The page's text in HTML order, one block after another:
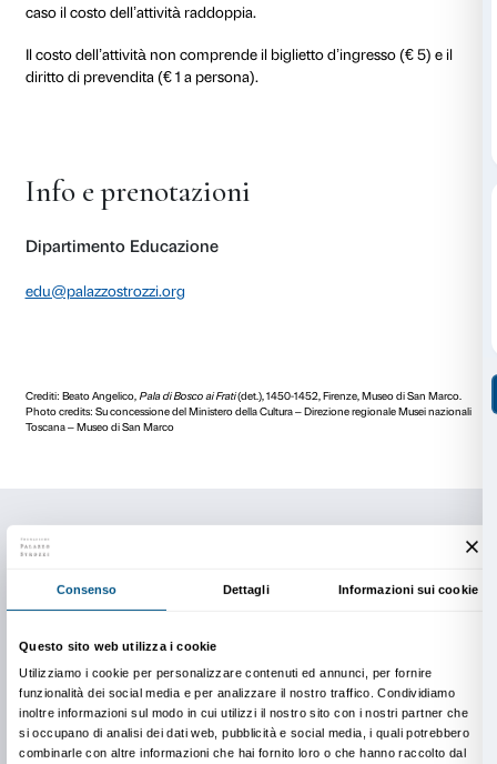
spunto per parlare di arte del Rinascimento, del
abbiamo con la cultura del passato, la città di
esperienze, utilizzando “nuovi e vecchi” vocaboli.
utilizzare in aula prima dell’esperienza a Palazzo
Il costo dell’attività è di € 60.
Le classi con un numero maggiore di studenti sono
due gruppi in modo da garantire la partecipazione
caso il costo dell’attività raddoppia.
Il costo dell’attività non comprende il biglietto
diritto di prevendita (€ 1 a persona).